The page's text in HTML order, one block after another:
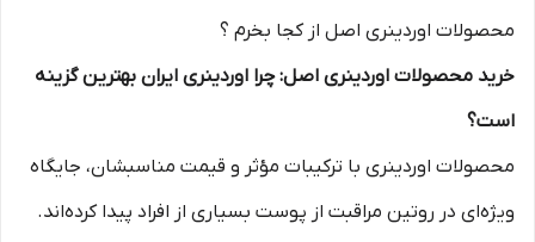
محصولات اوردینری اصل از کجا بخرم ؟
خرید محصولات اوردینری اصل: چرا اوردینری ایران بهترین گزینه
است؟
محصولات اوردینری با ترکیبات مؤثر و قیمت مناسبشان، جایگاه
ویژه‌ای در روتین مراقبت از پوست بسیاری از افراد پیدا کرده‌اند.